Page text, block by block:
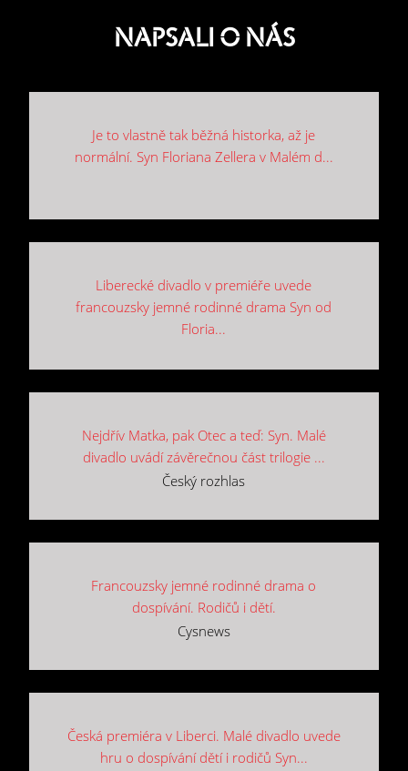
NAPSALI O NÁS
Je to vlastně tak běžná historka, až je
normální. Syn Floriana Zellera v Malém d...
Liberecké divadlo v premiéře uvede
francouzsky jemné rodinné drama Syn od
Floria...
Nejdřív Matka, pak Otec a teď: Syn. Malé
divadlo uvádí závěrečnou část trilogie ...
Český rozhlas
Francouzsky jemné rodinné drama o
dospívání. Rodičů i dětí.
Cysnews
Česká premiéra v Liberci. Malé divadlo uvede
hru o dospívání dětí i rodičů Syn...